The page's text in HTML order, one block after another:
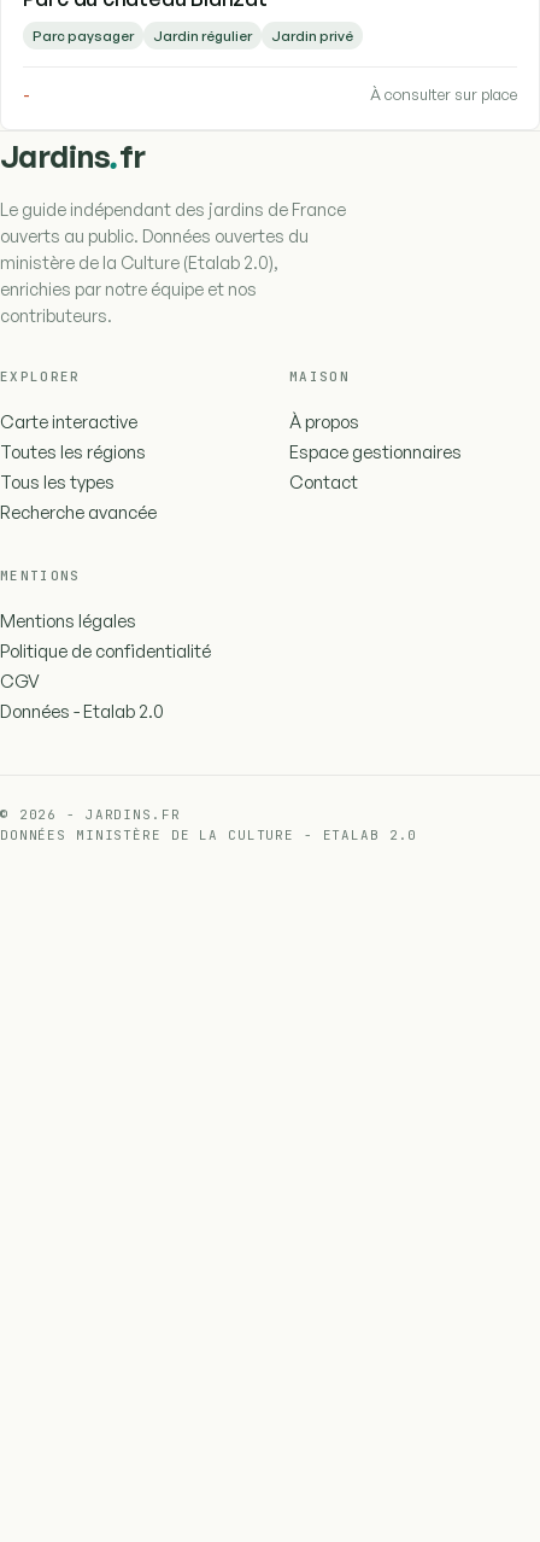
Parc paysager Jardin régulier Jardin privé
- À consulter sur place
Jardins.fr
Le guide indépendant des jardins de France
ouverts au public. Données ouvertes du
ministère de la Culture (Etalab 2.0),
enrichies par notre équipe et nos
contributeurs.
EXPLORER
Carte interactive
Toutes les régions
Tous les types
Recherche avancée
MAISON
À propos
Espace gestionnaires
Contact
MENTIONS
Mentions légales
Politique de confidentialité
CGV
Données - Etalab 2.0
© 2026 - JARDINS.FR
DONNÉES MINISTÈRE DE LA CULTURE - ETALAB 2.0